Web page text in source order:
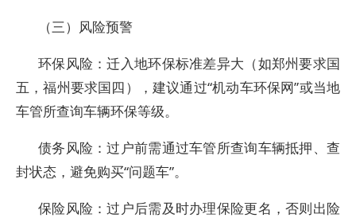
（三）风险预警
环保风险：迁入地环保标准差异大（如郑州要求国
五，福州要求国四），建议通过“机动车环保网”或当地
车管所查询车辆环保等级。
债务风险：过户前需通过车管所查询车辆抵押、查
封状态，避免购买“问题车”。
保险风险：过户后需及时办理保险更名，否则出险